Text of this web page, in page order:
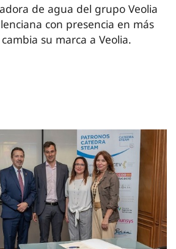
de agua del grupo Veolia
con presencia en más
su marca a Veolia.